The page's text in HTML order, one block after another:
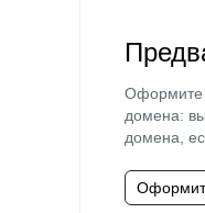
Оформите
домена:
домена,